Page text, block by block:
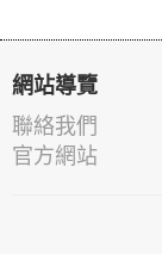
網站導覽
聯絡我們
官方網站